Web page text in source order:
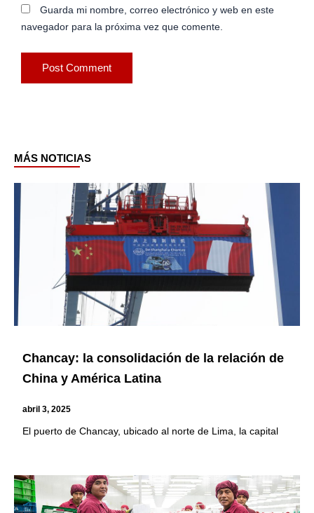
Guarda mi nombre, correo electrónico y web en este
navegador para la próxima vez que comente.
MÁS NOTICIAS
Chancay: la consolidación de la relación de
China y América Latina
abril 3, 2025
El puerto de Chancay, ubicado al norte de Lima, la capital
Page Page PagePage